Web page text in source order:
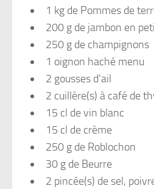
1 kg de Pommes de
200 g de jambon en
250 g de champignons
1 oignon haché menu
2 gousses d’ail
2 cuillère(s) à café de
15 cl de vin blanc
15 cl de crème
250 g de Roblochon
30 g de Beurre
2 pincée(s) de sel,